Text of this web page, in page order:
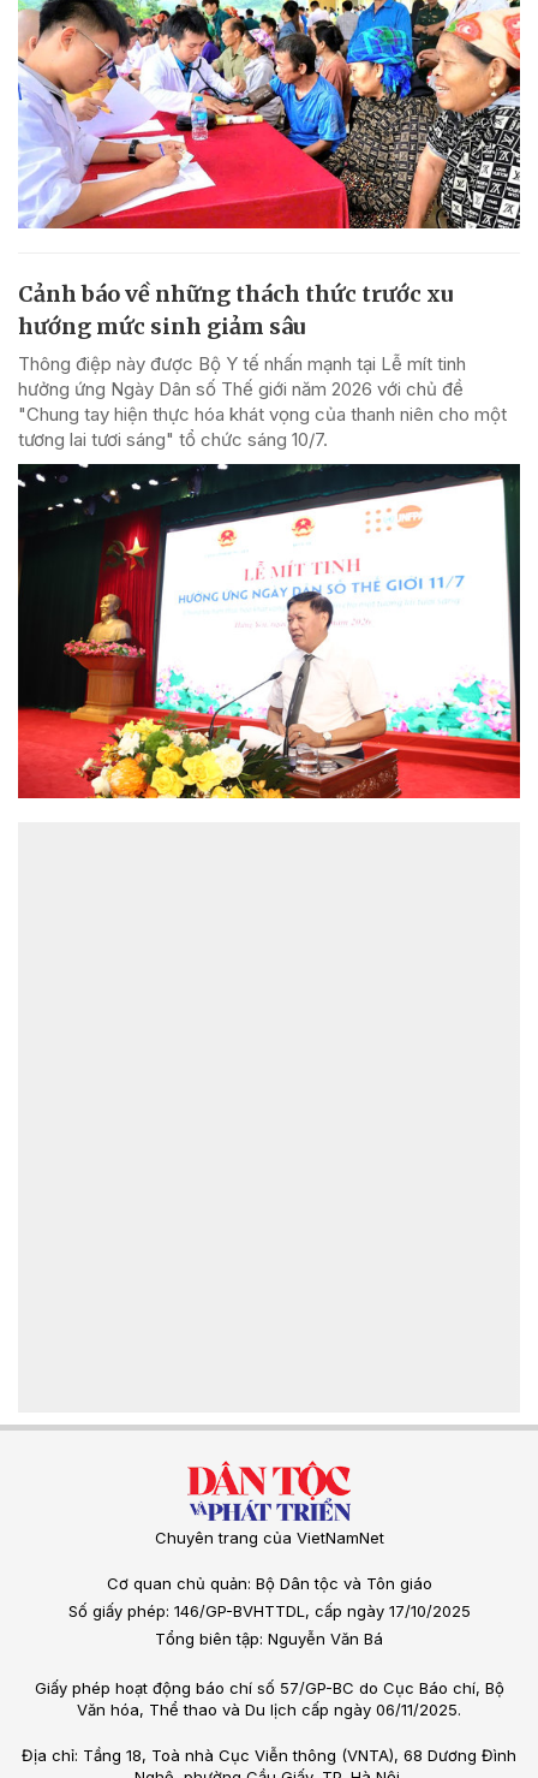
Cảnh báo về những thách thức trước xu
hướng mức sinh giảm sâu
Thông điệp này được Bộ Y tế nhấn mạnh tại Lễ mít tinh
hưởng ứng Ngày Dân số Thế giới năm 2026 với chủ đề
"Chung tay hiện thực hóa khát vọng của thanh niên cho một
tương lai tươi sáng" tổ chức sáng 10/7.
Chuyên trang của VietNamNet
Cơ quan chủ quản: Bộ Dân tộc và Tôn giáo
Số giấy phép: 146/GP-BVHTTDL, cấp ngày 17/10/2025
Tổng biên tập: Nguyễn Văn Bá
Giấy phép hoạt động báo chí số 57/GP-BC do Cục Báo chí, Bộ
Văn hóa, Thể thao và Du lịch cấp ngày 06/11/2025.
Địa chỉ: Tầng 18, Toà nhà Cục Viễn thông (VNTA), 68 Dương Đình